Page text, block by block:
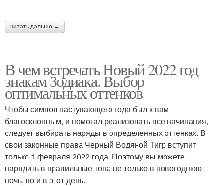
читать дальше →
В чем встречать Новый 2022 год
знакам Зодиака. Выбор
оптимальных оттенков
Чтобы символ наступающего года был к вам
благосклонным, и помогал реализовать все начинания,
следует выбирать наряды в определенных оттенках. В
свои законные права Черный Водяной Тигр вступит
только 1 февраля 2022 года. Поэтому вы можете
нарядить в правильные тона не только в новогоднюю
ночь, но и в этот день.